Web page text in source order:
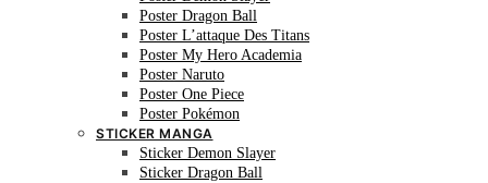
Poster Dragon Ball
Poster L’attaque Des Titans
Poster My Hero Academia
Poster Naruto
Poster One Piece
Poster Pokémon
STICKER MANGA
Sticker Demon Slayer
Sticker Dragon Ball